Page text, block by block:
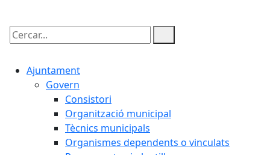
Cercar:
Ajuntament
Govern
Consistori
Organització municipal
Tècnics municipals
Organismes dependents o vinculats